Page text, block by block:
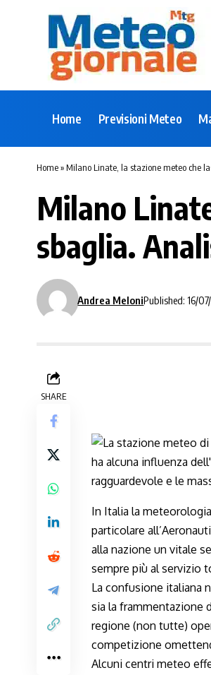
Home Previsioni Meteo
Home»Milano Linate, la stazione meteo che
Milano
sbaglia.
Andrea MeloniPublished: 16/
SHARE
In Italia la
particolare
alla nazione un vitale
sempre più al servizio
La confusione italiana
sia la frammentazione
regione (non tutte)
competizione
Alcuni centri meteo